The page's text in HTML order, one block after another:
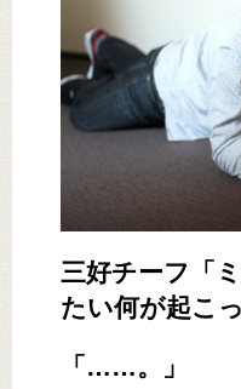
三好チーフ「
たい何が起こ
「……。」